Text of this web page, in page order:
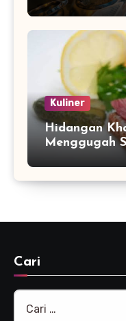
Kuliner
Hidangan
Menggugah
Cari
Cari
untuk: